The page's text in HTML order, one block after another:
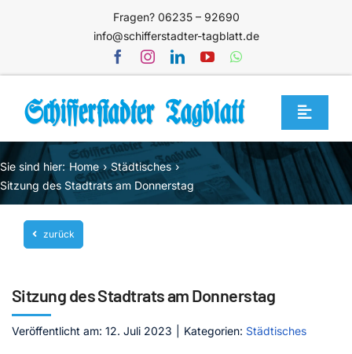
Fragen? 06235 – 92690
info@schifferstadter-tagblatt.de
Toggle
Home
Themen
Blog
Unternehmen
Mediathek
Sie sind hier: Home
Städtisches
Sitzung des Stadtrats am Donnerstag
zurück
Sitzung des Stadtrats am Donnerstag
Veröffentlicht am: 12. Juli 2023 Kategorien: Städtisches